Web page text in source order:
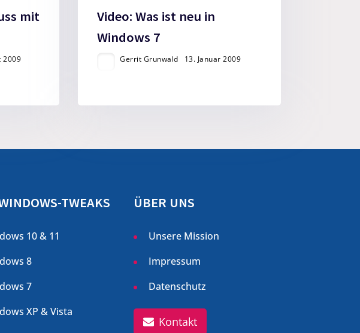
mit
2009
Video: Was ist neu in
Windows 7
Gerrit Grunwald 13. Januar 2009
TWEAKS
10 & 11
8
7
XP & Vista
ÜBER UNS
Unsere Mission
Impressum
Datenschutz
Kontakt